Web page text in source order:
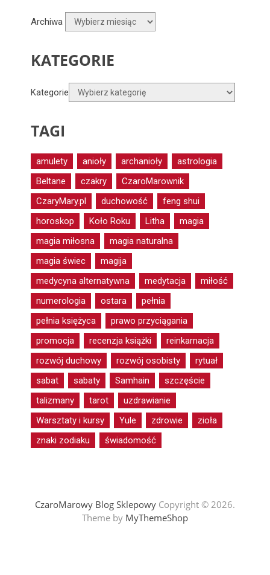
Archiwa
KATEGORIE
Kategorie
TAGI
amulety anioły archanioły
astrologia
Beltane
czakry
CzaroMarownik
CzaryMary.pl
duchowość
feng shui
horoskop
Koło Roku Litha
magia
magia miłosna
magia naturalna
magia świec
magija
medycyna alternatywna
medytacja
miłość
numerologia
ostara
pełnia
pełnia księżyca
prawo przyciągania
promocja
recenzja książki
reinkarnacja
rozwój duchowy
rozwój osobisty
rytuał
sabat
sabaty Samhain
szczęście
talizmany
tarot
uzdrawianie
Warsztaty i kursy
Yule zdrowie
zioła
znaki zodiaku
świadomość
CzaroMarowy Blog SklepowyCopyright © 2026.
Theme by MyThemeShop